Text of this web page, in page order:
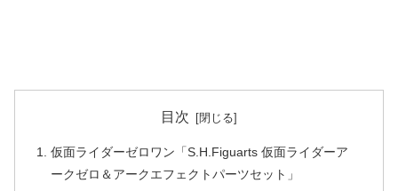
目次
仮面ライダーゼロワン「S.H.Figuarts 仮面ライダーア
ークゼロ＆アークエフェクトパーツセット」